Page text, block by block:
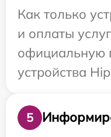
Как только
и оплаты
официальную
устройства
5